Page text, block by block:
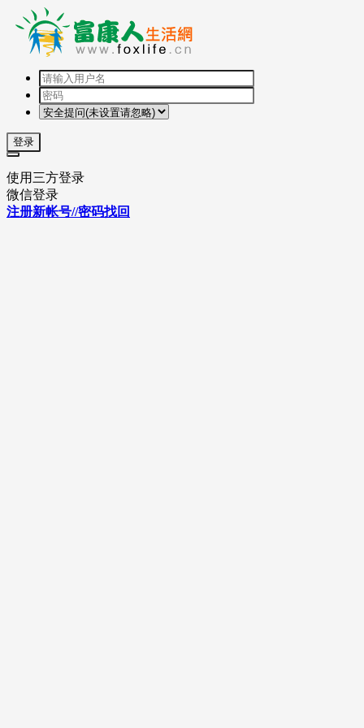
登录
使用三方登录
微信登录
注册新帐号//密码找回